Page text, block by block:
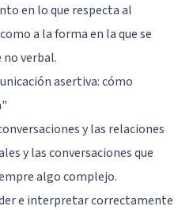
en lo que respecta al
a la forma en la que se
verbal.
asertiva: cómo
"
y las relaciones
y las conversaciones que
algo complejo.
e interpretar correctamente